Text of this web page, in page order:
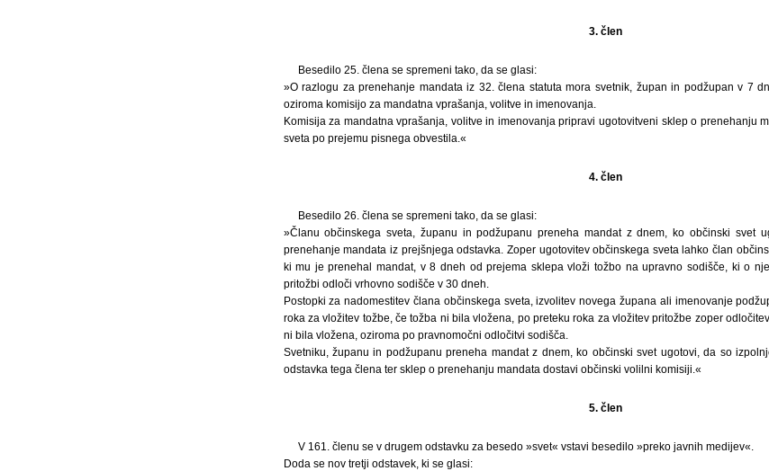
3. člen
Besedilo 25. člena se spremeni tako, da se glasi:
»O razlogu za prenehanje mandata iz 32. člena statuta mora svetnik, župan in podžupan v 7
oziroma komisijo za mandatna vprašanja, volitve in imenovanja.
Komisija za mandatna vprašanja, volitve in imenovanja pripravi ugotovitveni sklep o prenehanju
sveta po prejemu pisnega obvestila.«
4. člen
Besedilo 26. člena se spremeni tako, da se glasi:
»Članu občinskega sveta, županu in podžupanu preneha mandat z dnem, ko občinski svet
prenehanje mandata iz prejšnjega odstavka. Zoper ugotovitev občinskega sveta lahko član
ki mu je prenehal mandat, v 8 dneh od prejema sklepa vloži tožbo na upravno sodišče, ki o
pritožbi odloči vrhovno sodišče v 30 dneh.
Postopki za nadomestitev člana občinskega sveta, izvolitev novega župana ali imenovanje
roka za vložitev tožbe, če tožba ni bila vložena, po preteku roka za vložitev pritožbe zoper
ni bila vložena, oziroma po pravnomočni odločitvi sodišča.
Svetniku, županu in podžupanu preneha mandat z dnem, ko občinski svet ugotovi, da so
odstavka tega člena ter sklep o prenehanju mandata dostavi občinski volilni komisiji.«
5. člen
V 161. členu se v drugem odstavku za besedo »svet« vstavi besedilo »preko javnih medijev«.
Doda se nov tretji odstavek, ki se glasi: